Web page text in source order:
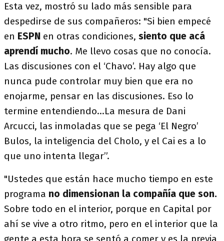
Esta vez, mostró su lado más sensible para
despedirse de sus compañeros: "Si bien empecé
en ESPN en otras condiciones, siento que acá
aprendí mucho. Me llevo cosas que no conocía.
Las discusiones con el ‘Chavo’. Hay algo que
nunca pude controlar muy bien que era no
enojarme, pensar en las discusiones. Eso lo
termine entendiendo...La mesura de Dani
Arcucci, las inmoladas que se pega ‘El Negro’
Bulos, la inteligencia del Cholo, y el Cai es a lo
que uno intenta llegar”.
"Ustedes que están hace mucho tiempo en este
programa no dimensionan la compañía que son.
Sobre todo en el interior, porque en Capital por
ahí se vive a otro ritmo, pero en el interior que la